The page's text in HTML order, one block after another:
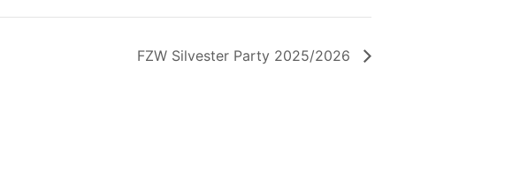
FZW Silvester Party 2025/2026